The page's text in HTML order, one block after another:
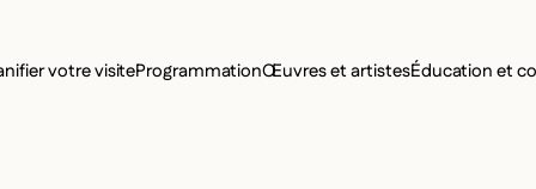
MENU
votre visiteProgrammationŒuvres et artistesÉducation et